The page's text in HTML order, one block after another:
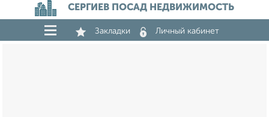
СЕРГИЕВ ПОСАД НЕДВИЖИМОСТЬ
Закладки Личный кабинет